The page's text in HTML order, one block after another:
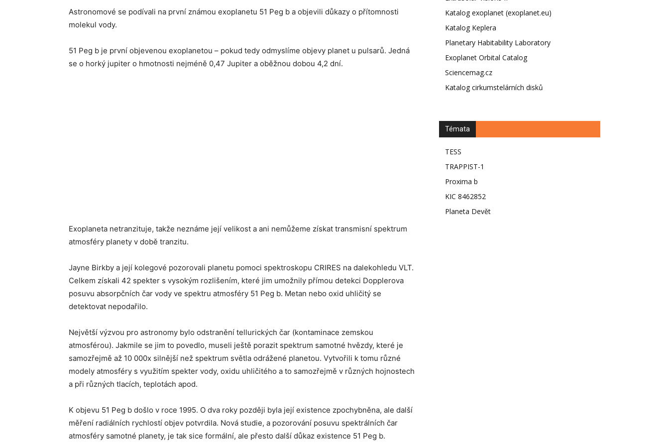
Astronomové se podívali na první známou exoplanetu 51 Peg b a objevili důkazy o přítomnosti
molekul vody.
51 Peg b je první objevenou exoplanetou – pokud tedy odmyslíme objevy planet u pulsarů. Jedná
se o horký jupiter o hmotnosti nejméně 0,47 Jupiter a oběžnou dobou 4,2 dní.
Exoplaneta netranzituje, takže neznáme její velikost a ani nemůžeme získat transmisní spektrum
atmosféry planety v době tranzitu.
Jayne Birkby a její kolegové pozorovali planetu pomoci spektroskopu CRIRES na dalekohledu VLT.
Celkem získali 42 spekter s vysokým rozlišením, které jim umožnily přímou detekci Dopplerova
posuvu absorpčních čar vody ve spektru atmosféry 51 Peg b. Metan nebo oxid uhličitý se
detektovat nepodařilo.
Největší výzvou pro astronomy bylo odstranění tellurických čar (kontaminace zemskou
atmosférou). Jakmile se jim to povedlo, museli ještě porazit spektrum samotné hvězdy, které je
samozřejmě až 10 000x silnější než spektrum světla odrážené planetou. Vytvořili k tomu různé
modely atmosféry s využitím spekter vody, oxidu uhličitého a to samozřejmě v různých hojnostech
a při různých tlacích, teplotách apod.
K objevu 51 Peg b došlo v roce 1995. O dva roky později byla její existence zpochybněna, ale další
měření radiálních rychlostí objev potvrdila. Nová studie, a pozorování posuvu spektrálních čar
atmosféry samotné planety, je tak sice formální, ale přesto další důkaz existence 51 Peg b.
Katalog exoplanet (exoplanet.eu)
Katalog Keplera
Planetary Habitability Laboratory
Exoplanet Orbital Catalog
Sciencemag.cz
Katalog cirkumstelárních disků
Témata
TESS
TRAPPIST-1
Proxima b
KIC 8462852
Planeta Devět